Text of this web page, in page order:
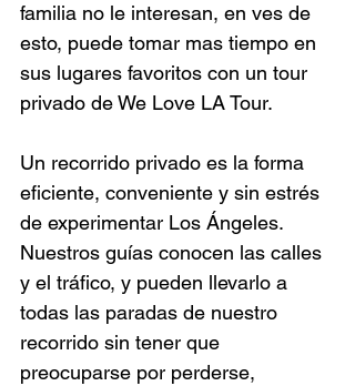
familia no le interesan, en ves de
esto, puede tomar mas tiempo en
sus lugares favoritos con un tour
privado de We Love LA Tour.
Un recorrido privado es la forma
eficiente, conveniente y sin estrés
de experimentar Los Ángeles.
Nuestros guías conocen las calles
y el tráfico, y pueden llevarlo a
todas las paradas de nuestro
recorrido sin tener que
preocuparse por perderse,